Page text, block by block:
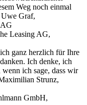
Weg noch einmal
Uwe Graf,
Leasing AG,
ganz herzlich für Ihre
Ich denke, ich
ich sage, dass wir
Strunz,
GmbH,